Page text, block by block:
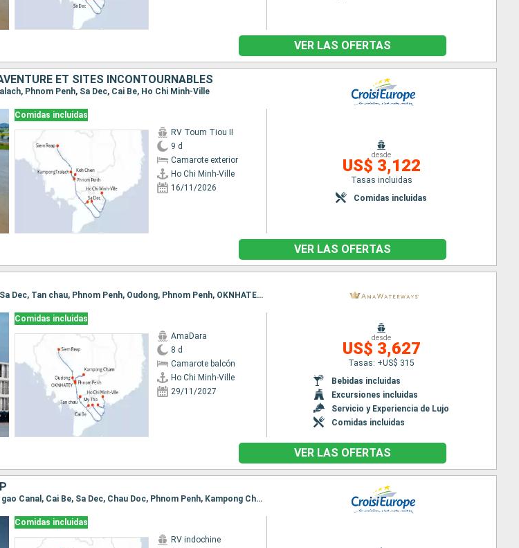
VER LAS OFERTAS
ET SITES INCONTOURNABLES
Phnom Penh, Sa Dec, Cai Be, Ho Chi Minh-Ville
Comidas incluidas
RV Toum Tiou II
9 d
Camarote exterior
Ho Chi Minh-Ville
16/11/2026
desde
US$ 3,122
Tasas incluidas
Comidas incluidas
VER LAS OFERTAS
Itinerario : Ho Chi Minh-Ville, My Tho, Cai Be, Sa Dec, Tan chau, Phnom Penh, Oudong, Phnom Penh, OKNHATEY, Angkor Ban, Kampong Cham, Siem Reap
Comidas incluidas
AmaDara
8 d
Camarote balcón
Ho Chi Minh-Ville
29/11/2027
desde
US$ 3,627
Tasas: +US$ 315
Bebidas incluidas
Excursiones incluidas
Servicio y Experiencia de Lujo
Comidas incluidas
VER LAS OFERTAS
Itinerario : Ho Chi Minh-Ville, Chau Doc, Chao gao Canal, Cai Be, Sa Dec, Chau Doc, Phnom Penh, Kampong Chhnang, Tonle, Angkor
Comidas incluidas
RV indochine